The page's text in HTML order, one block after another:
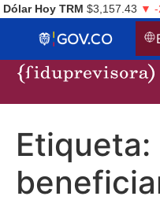
Dólar Hoy TRM $3,157.43 ▼ -
Etiqueta: